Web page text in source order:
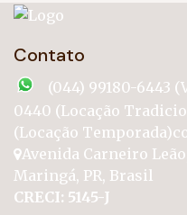
Contato
(044) 99180-6443
0440 (Locação
(Locação Temporada)
Avenida Carneiro Leão
Maringá, PR, Brasil
CRECI: 5145-J